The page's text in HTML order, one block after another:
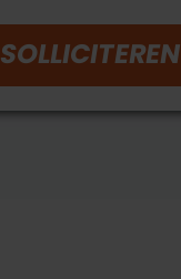
SOLLICITEREN